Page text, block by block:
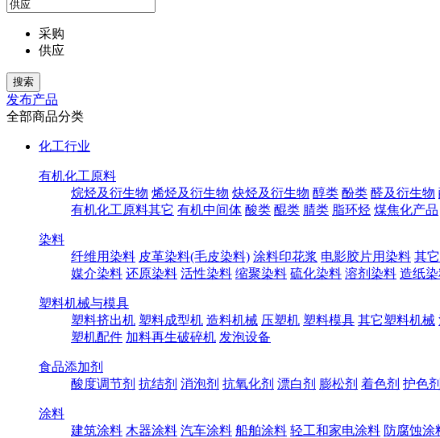
采购
供应
发布产品
全部商品分类
化工行业
有机化工原料
烷烃及衍生物 烯烃及衍生物 炔烃及衍生物 醇类 酚类 醛及衍生物
有机化工原料其它 有机中间体 酸类 醌类 腈类 脂环烃 煤焦化产品
染料
纤维用染料 皮革染料(毛皮染料) 涂料印花浆 电影胶片用染料 其
媒介染料 还原染料 活性染料 缩聚染料 硫化染料 溶剂染料 造纸
塑料机械与模具
塑料挤出机 塑料成型机 造料机械 压塑机 塑料模具 其它塑料机械
塑机配件 加料再生破碎机 发泡设备
食品添加剂
酸度调节剂 抗结剂 消泡剂 抗氧化剂 漂白剂 膨松剂 着色剂 护色剂
涂料
建筑涂料 木器涂料 汽车涂料 船舶涂料 轻工和家电涂料 防腐蚀涂